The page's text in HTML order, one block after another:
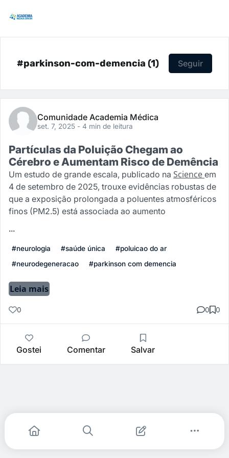
#parkinson-com-demencia (1) Seguir
Comunidade Academia Médica
set. 7, 2025 - 4 min de leitura
Partículas da Poluição Chegam ao
Cérebro e Aumentam Risco de Demência
Um estudo de grande escala, publicado na Science em
4 de setembro de 2025, trouxe evidências robustas de
que a exposição prolongada a poluentes atmosféricos
finos (PM2.5) está associada ao aumento
...
#neurologia #saúde única
#poluicao do ar
#neurodegeneracao
#parkinson com demencia
Leia mais
0 0 0
Gostei Comentar Salvar